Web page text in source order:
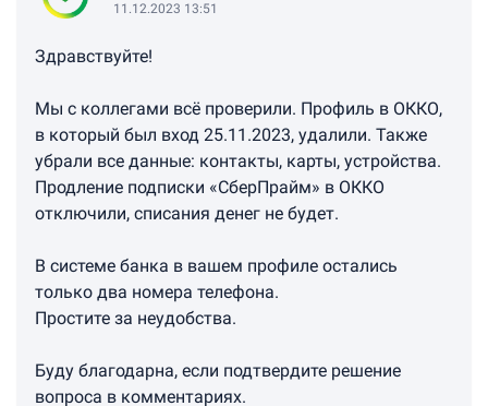
11.12.2023 13:51
Здравствуйте!
Мы с коллегами всё проверили. Профиль в ОККО,
в который был вход 25.11.2023, удалили. Также
убрали все данные: контакты, карты, устройства.
Продление подписки «СберПрайм» в ОККО
отключили, списания денег не будет.
В системе банка в вашем профиле остались
только два номера телефона.
Простите за неудобства.
Буду благодарна, если подтвердите решение
вопроса в комментариях.